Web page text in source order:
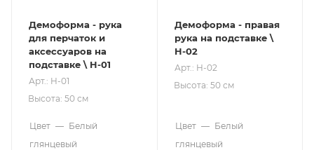
Демоформа - рука
для перчаток и
аксессуаров на
подставке \ H-01
Арт.: H-01
Высота: 50 см
Цвет — Белый
глянцевый
Демоформа - правая
рука на подставке \
H-02
Арт.: H-02
Высота: 50 см
Цвет — Белый
глянцевый